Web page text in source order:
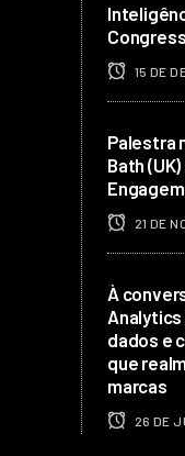
15 DE
Palestra
Bath
21 DE
À
Analytics
dados e
que
marcas
26 DE